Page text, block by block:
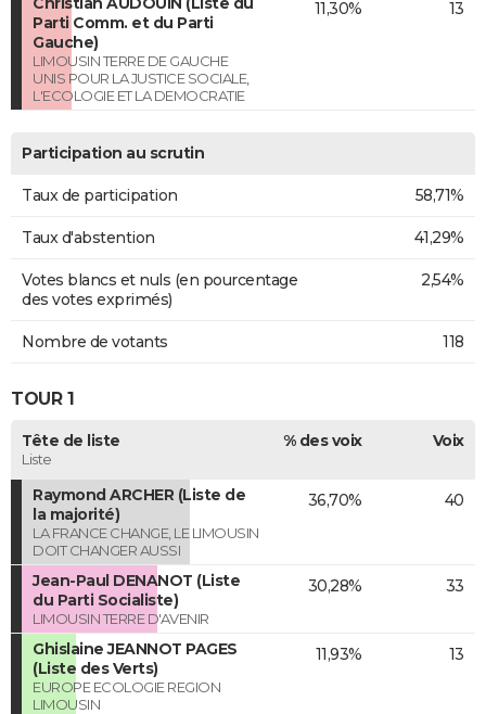
Parti Comm. et du Parti
Gauche)
LIMOUSIN TERRE DE GAUCHE
UNIS POUR LA JUSTICE SOCIALE,
L'ECOLOGIE ET LA DEMOCRATIE
11,30% 13
Participation au scrutin
Taux de participation 58,71%
Taux d'abstention 41,29%
Votes blancs et nuls (en pourcentage
des votes exprimés)
2,54%
Nombre de votants 118
TOUR 1
Tête de liste
Liste
% des voix Voix
Raymond ARCHER (Liste de
la majorité)
LA FRANCE CHANGE, LE LIMOUSIN
DOIT CHANGER AUSSI
36,70% 40
Jean-Paul DENANOT (Liste
du Parti Socialiste)
LIMOUSIN TERRE D'AVENIR
30,28% 33
Ghislaine JEANNOT PAGES
(Liste des Verts)
EUROPE ECOLOGIE REGION
LIMOUSIN
11,93% 13